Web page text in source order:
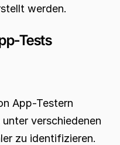
werden.
Tests
App-Testern
verschiedenen
zu identifizieren.